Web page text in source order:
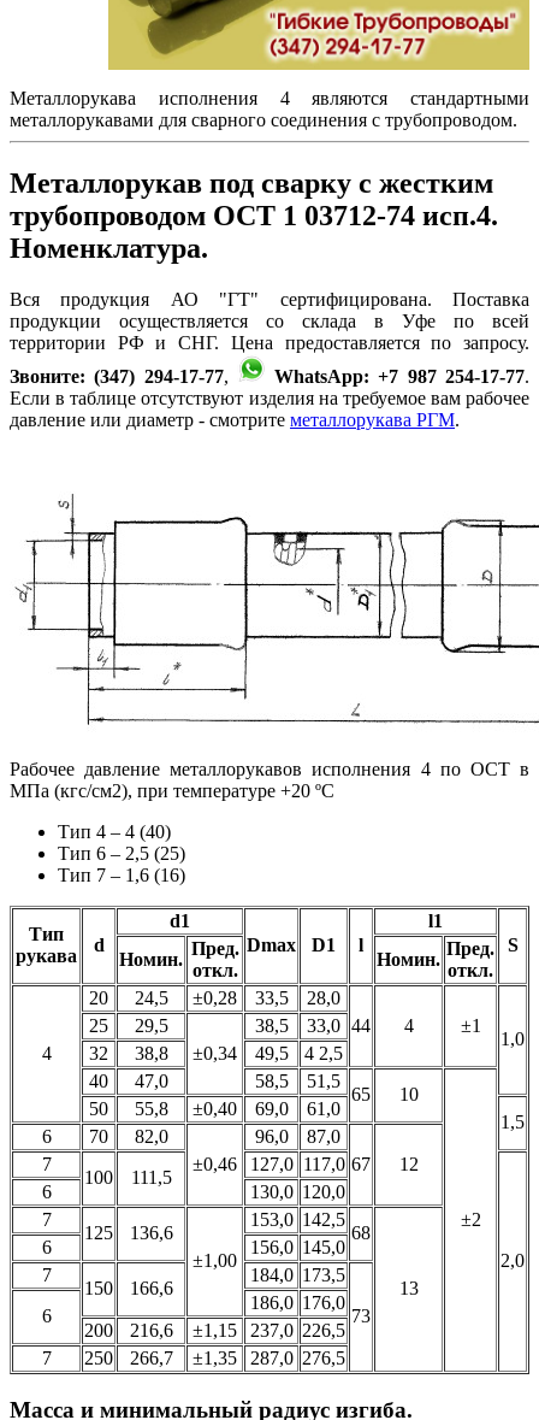
Металлорукава исполнения 4 являются стандартными
металлорукавами для сварного соединения с трубопроводом.
Металлорукав под сварку с жестким
трубопроводом ОСТ 1 03712-74 исп.4.
Номенклатура.
Вся продукция АО "ГТ" сертифицирована. Поставка
продукции осуществляется со склада в Уфе по всей
территории РФ и СНГ. Цена предоставляется по запросу.
Звоните: (347) 294-17-77, WhatsApp: +7 987 254-17-77.
Если в таблице отсутствуют изделия на требуемое вам рабочее
давление или диаметр - смотрите металлорукава РГМ.
Рабочее давление металлорукавов исполнения 4 по ОСТ в
МПа (кгс/см2), при температуре +20 ºС
Тип 4 – 4 (40)
Тип 6 – 2,5 (25)
Тип 7 – 1,6 (16)
Тип
рукава
d
d1
Dmax
D1 l
l1
S
Номин.
Пред.
откл.
Номин.
Пред.
откл.
4
20 24,5 ±0,28 33,5
28,0
44
4 ±1
1,0
25
29,5
±0,34
38,5
33,0
32
38,8 49,5
4 2,5
40
47,0 58,5 51,5
65 10
±2
50 55,8 ±0,40 69,0 61,0
1,5
6 70
82,0
±0,46
96,0
87,0
67
12
7
100 111,5
127,0 117,0
2,0
6 130,0 120,0
7
125
136,6
±1,00
153,0 142,5
68
13
6 156,0 145,0
7
150 166,6
184,0 173,5
73
6
186,0 176,0
200
216,6 ±1,15 237,0 226,5
7
250 266,7 ±1,35 287,0 276,5
Масса и минимальный радиус изгиба.